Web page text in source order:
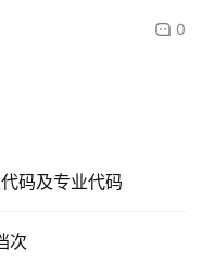
0
码及专业代码
次